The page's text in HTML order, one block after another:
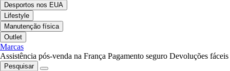
Desportos nos EUA
Lifestyle
Manutenção física
Outlet
Marcas
Assistência pós-venda na França Pagamento seguro Devoluções fáceis
Pesquisar